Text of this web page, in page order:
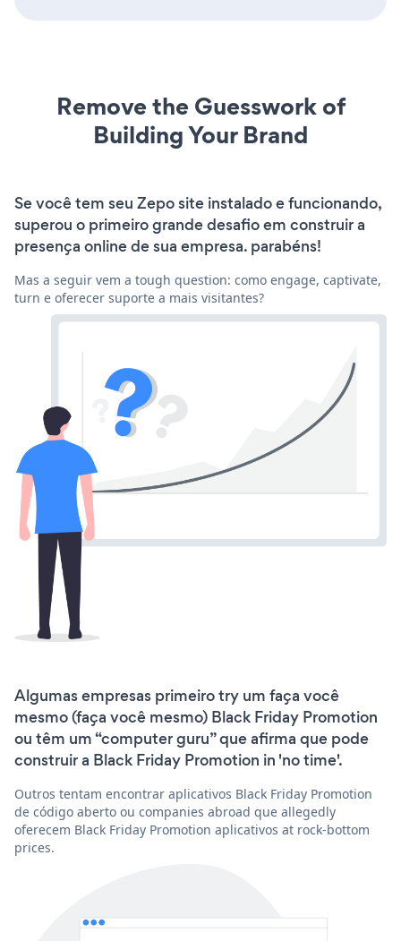
Remove the Guesswork of
Building Your Brand
Se você tem seu Zepo site instalado e funcionando,
superou o primeiro grande desafio em construir a
presença online de sua empresa. parabéns!
Mas a seguir vem a tough question: como engage, captivate,
turn e oferecer suporte a mais visitantes?
Algumas empresas primeiro try um faça você
mesmo (faça você mesmo) Black Friday Promotion
ou têm um “computer guru” que afirma que pode
construir a Black Friday Promotion in 'no time'.
Outros tentam encontrar aplicativos Black Friday Promotion
de código aberto ou companies abroad que allegedly
oferecem Black Friday Promotion aplicativos at rock-bottom
prices.